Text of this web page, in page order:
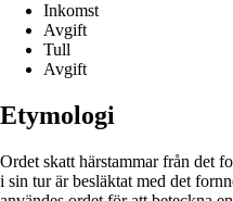
Inkomst
Avgift
Tull
Avgift
Etymologi
Ordet skatt härstammar från det
i sin tur är besläktat med det